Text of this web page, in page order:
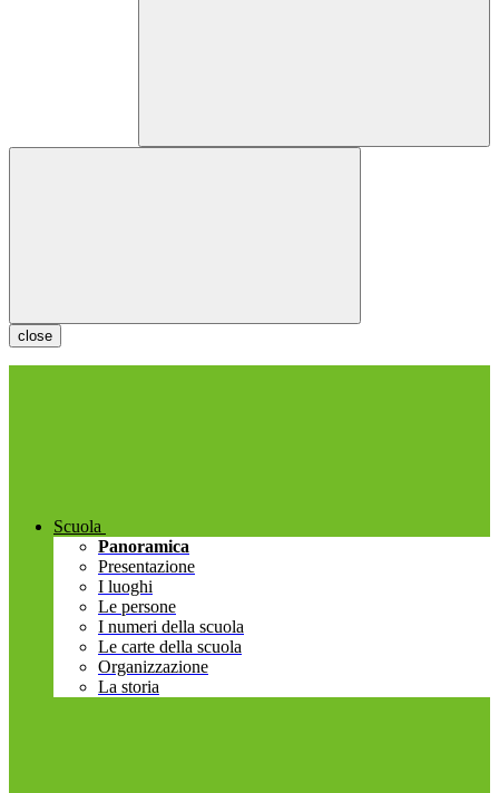
close
Scuola
Panoramica
Presentazione
I luoghi
Le persone
I numeri della scuola
Le carte della scuola
Organizzazione
La storia